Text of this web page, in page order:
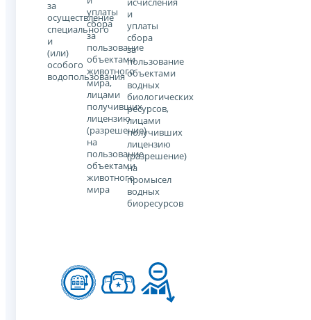
за
осуществление
специального
и
(или)
особого
водопользования
уплаты
cбора
за
пользование
объектами
животного
мира,
лицами
получивших
лицензию
(разрешение)
на
пользование
объектами
животного
мира
и
уплаты
cбора
за
пользование
объектами
водных
биологических
ресурсов,
лицами
получивших
лицензию
(разрешение)
на
промысел
водных
биоресурсов